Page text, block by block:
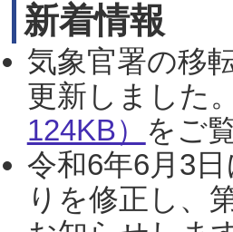
新着情報
気象官署の移
更新しました
124KB） をご
令和6年6月3
りを修正し、